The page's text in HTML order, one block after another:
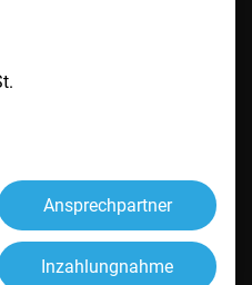
Ansprechpartner
Inzahlungnahme